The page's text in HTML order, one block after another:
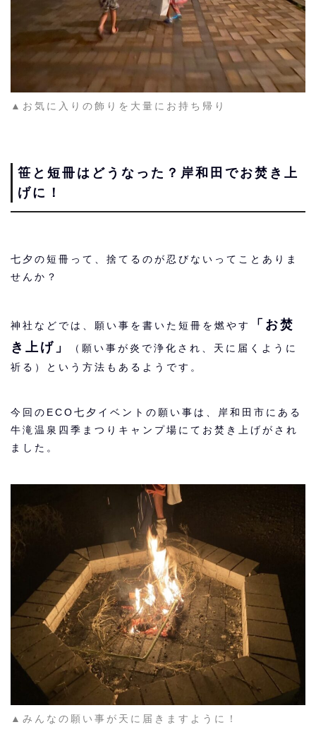
▲お気に入りの飾りを大量にお持ち帰り
笹と短冊はどうなった？岸和田でお焚き上
げに！
七夕の短冊って、捨てるのが忍びないってことありま
せんか？
神社などでは、願い事を書いた短冊を燃やす
「お焚
き上げ」
（願い事が炎で浄化され、天に届くように
祈る）という方法もあるようです。
今回のECO七夕イベントの願い事は、岸和田市にある
牛滝温泉四季まつりキャンプ場にてお焚き上げがされ
ました。
▲みんなの願い事が天に届きますように！